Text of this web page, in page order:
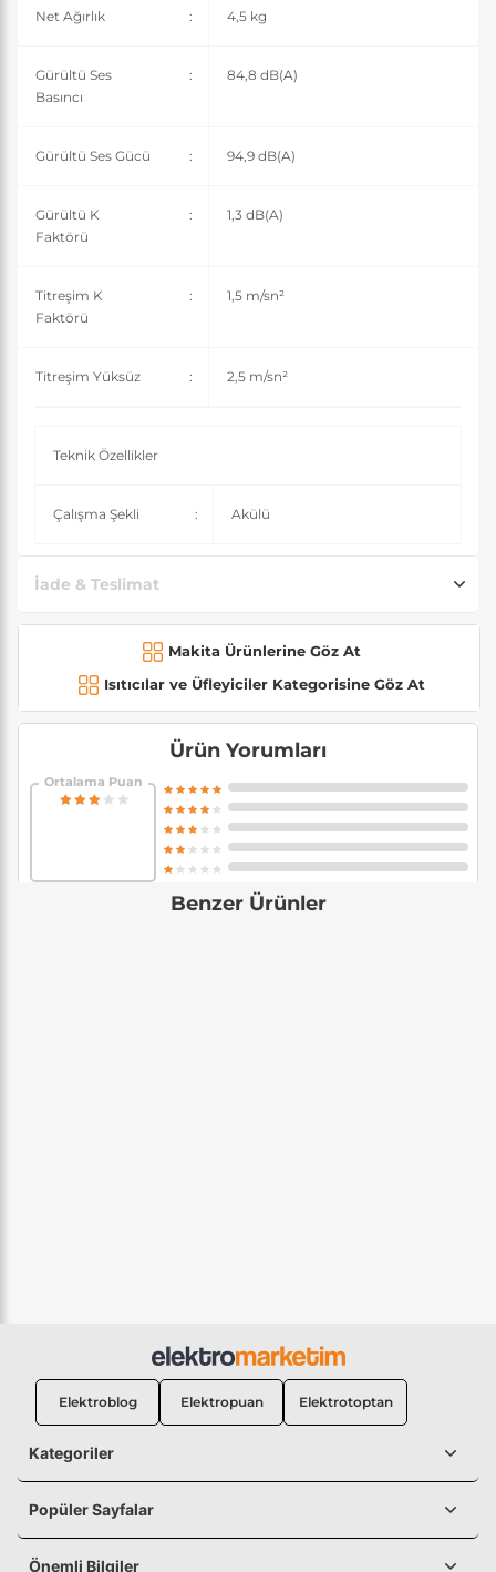
Net Ağırlık : 4,5 kg
Gürültü Ses
Basıncı
: 84,8 dB(A)
Gürültü Ses Gücü : 94,9 dB(A)
Gürültü K
Faktörü
: 1,3 dB(A)
Titreşim K
Faktörü
: 1,5 m/sn²
Titreşim Yüksüz : 2,5 m/sn²
Teknik Özellikler
Çalışma Şekli : Akülü
İade & Teslimat
Makita Ürünlerine Göz At
Isıtıcılar ve Üfleyiciler Kategorisine Göz At
Ürün Yorumları
Ortalama Puan
Benzer Ürünler
Elektroblog Elektropuan Elektrotoptan
Kategoriler
Popüler Sayfalar
Önemli Bilgiler